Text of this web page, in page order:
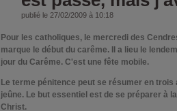
publié le 27/02/2009 à 10:18
Pour les catholiques, le mercredi des
marque le début du carême. Il a lieu le
jour du Carême. C'est une fête mobile.
Le terme pénitence peut se résumer en
jeûne. Le but essentiel est de se préparer à
Christ.